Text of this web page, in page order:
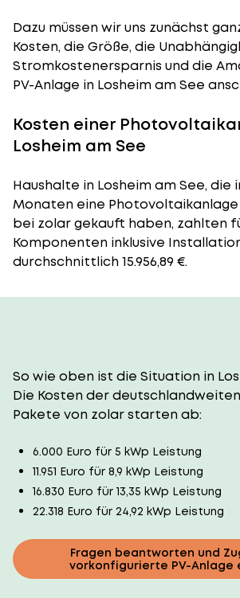
Dazu müssen wir uns zunächst
Kosten, die Größe, die
Stromkostenersparnis und die
PV-Anlage in Losheim am See
Kosten einer
Losheim am See
Haushalte in Losheim am See,
Monaten eine
bei zolar gekauft haben, zahlten
Komponenten inklusive
durchschnittlich 15.956,89 €.
So wie oben ist die Situation in
Die Kosten der
Pakete von zolar starten ab:
6.000 Euro für 5 kWp Leistung
11.951 Euro für 8,9 kWp Leistung
16.830 Euro für 13,35 kWp Leistung
22.318 Euro für 24,92 kWp Leistung
Fragen beantworten und
vorkonfigurierte PV-Anlage